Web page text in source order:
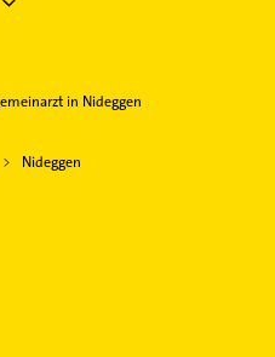
in Nideggen
Nideggen